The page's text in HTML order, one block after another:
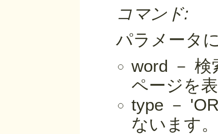
コマンド:
パラメータ
word － 検
ページを
type －
ないます